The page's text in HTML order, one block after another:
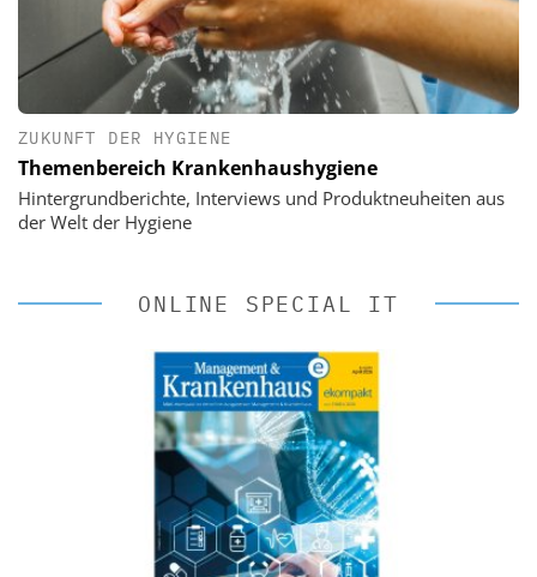
ZUKUNFT DER HYGIENE
Themenbereich Krankenhaushygiene
Hintergrundberichte, Interviews und Produktneuheiten aus
der Welt der Hygiene
ONLINE SPECIAL IT